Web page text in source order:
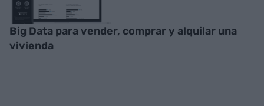
Big Data para vender, comprar y alquilar una
vivienda